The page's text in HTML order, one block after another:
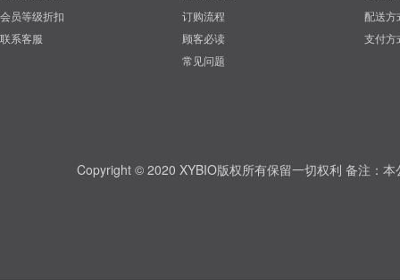
会员等级折扣
联系客服
订购流程
顾客必读
常见问题
配送方
支付方
Copyright © 2020 XYBIO版权所有保留一切权利 备注：